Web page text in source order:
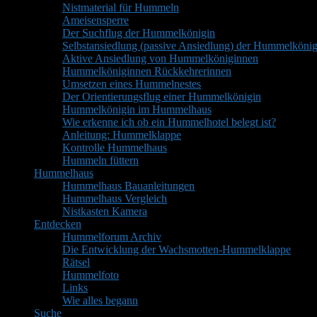
Nistmaterial für Hummeln
Ameisensperre
Der Suchflug der Hummelkönigin
Selbstansiedlung (passive Ansiedlung) der
Aktive Ansiedlung von Hummelköniginnen
Hummelköniginnen Rückkehrerinnen
Umsetzen eines Hummelnestes
Der Orientierungsflug einer Hummelkönigin
Hummelkönigin im Hummelhaus
Wie erkenne ich ob ein Hummelhotel belegt ist?
Anleitung: Hummelklappe
Kontrolle Hummelhaus
Hummeln füttern
Hummelhaus
Hummelhaus Bauanleitungen
Hummelhaus Vergleich
Nistkasten Kamera
Entdecken
Hummelforum Archiv
Die Entwicklung der Wachsmotten-Hummelklappe
Rätsel
Hummelfoto
Links
Wie alles begann
Suche